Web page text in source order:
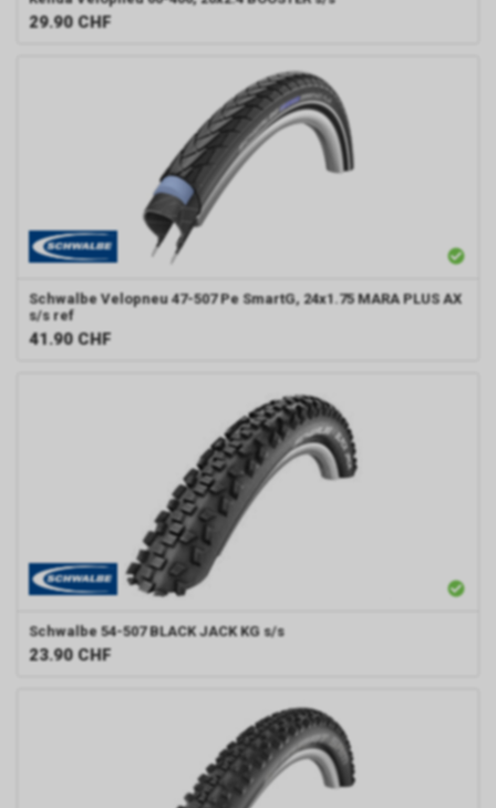
29.90 CHF
Schwalbe Velopneu 47-507 Pe SmartG, 24x1.75 MARA PLUS AX
s/s ref
41.90 CHF
Schwalbe 54-507 BLACK JACK KG s/s
23.90 CHF